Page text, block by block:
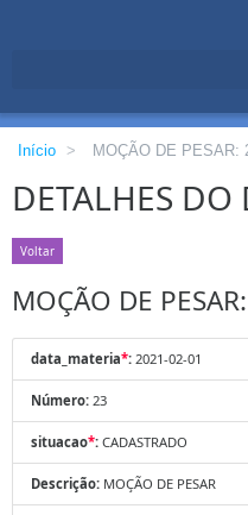
Início > MOÇÃO DE PESAR:
DETALHES
Voltar
MOÇÃO DE
data_materia*: 2021-02-01
Número: 23
situacao*: CADASTRADO
Descrição: MOÇÃO DE PESAR